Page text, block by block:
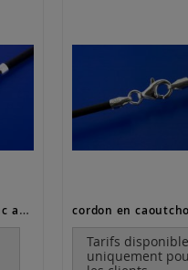
cordon en caoutchouc avec fermoir à mousqueton (ø 5 mm)
Tarifs
uniquement